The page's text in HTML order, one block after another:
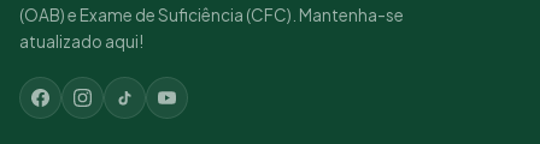
(OAB) e Exame de Suficiência (CFC). Mantenha-se
atualizado aqui!